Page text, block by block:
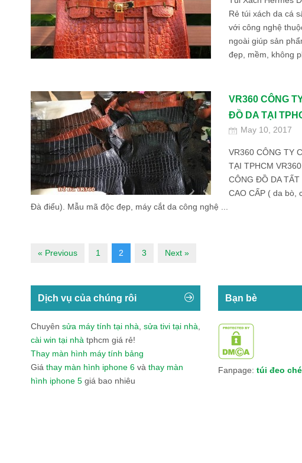
Rẻ túi xách da cá
với công nghệ
ngoài giúp sản
đẹp, mềm, không
VR360 CÔNG
ĐỒ DA TẠI
May 10, 2017
VR360 CÔNG TY
TẠI TPHCM
CÔNG ĐỒ DA
CAO CẤP ( da bò,
Đà điểu). Mẫu mã độc đẹp, máy cắt da công nghệ ...
« Previous 1 2 3 Next »
Dịch vụ của chúng rôi
Chuyên sửa máy tính tại nhà, sửa tivi tại nhà,
cài win tại nhà tphcm giá rẻ!
Thay màn hình máy tính bảng
Giá thay màn hình iphone 6 và thay màn
hình iphone 5 giá bao nhiêu
Bạn bè
Fanpage: túi đeo
Tổng Hợp